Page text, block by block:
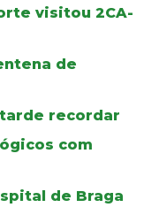
visitou 2CA-
de
tarde recordar
com
de Braga